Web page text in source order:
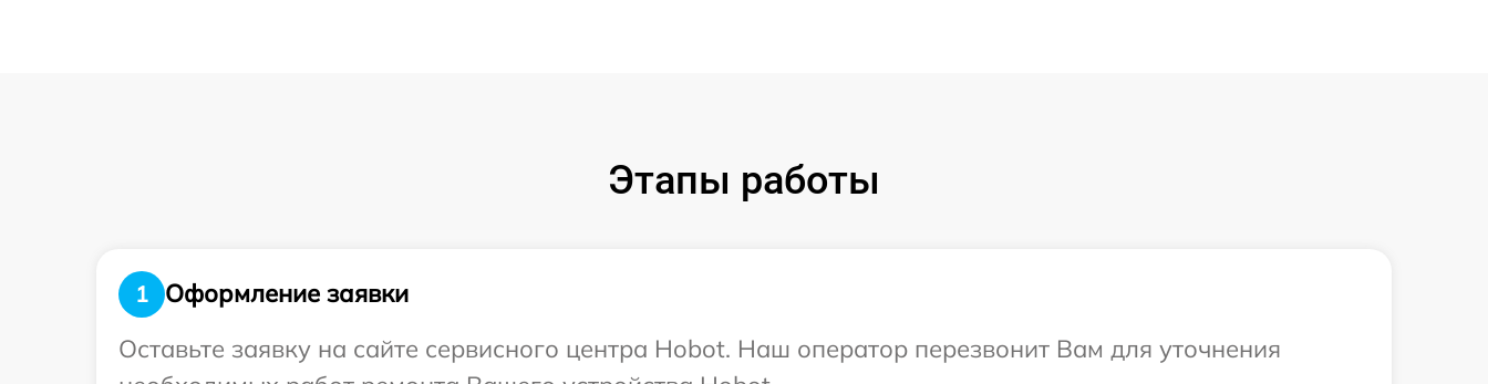
Этапы работы
1
Оформление заявки
Оставьте заявку на сайте сервисного центра Hobot. Наш оператор перезвонит Вам для уточнения